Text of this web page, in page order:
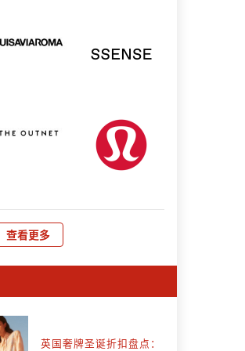
查看更多
英国奢牌圣诞折扣盘点：